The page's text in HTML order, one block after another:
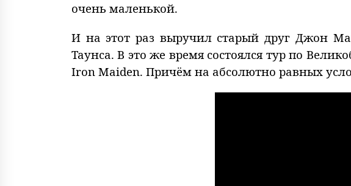
очень маленькой.
И на этот раз выручил старый друг Джон
Таунса. В это же время состоялся тур по
Iron Maiden. Причём на абсолютно равных